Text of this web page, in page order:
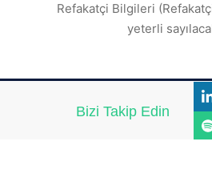
Refakatçi Bilgileri
yeterli
Bizi Takip Edin